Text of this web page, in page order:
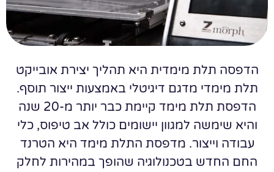
הדפסה תלת מימדית היא תהליך יצירת אובייקט
תלת מימדי מדגם דיגיטלי באמצעות ייצור תוסף.
הדפסת תלת מימד קיימת כבר יותר מ-20 שנה
והיא שימשה למגוון יישומים כולל אב טיפוס, כלי
עבודה וייצור. מדפסת התלת מימד היא הטרנד
החם החדש בטכנולוגיה שהופך במהירות לחלק